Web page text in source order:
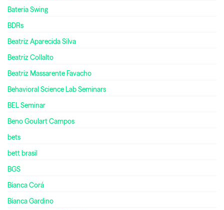
Bateria Swing
BDRs
Beatriz Aparecida Silva
Beatriz Collalto
Beatriz Massarente Favacho
Behavioral Science Lab Seminars
BEL Seminar
Beno Goulart Campos
bets
bett brasil
BGS
Bianca Corá
Bianca Gardino